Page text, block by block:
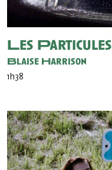
Les Particules
Blaise Harrison
1h38